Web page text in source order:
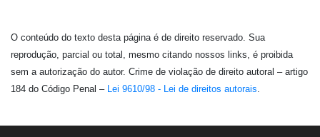
O conteúdo do texto desta página é de direito reservado. Sua
reprodução, parcial ou total, mesmo citando nossos links, é proibida
sem a autorização do autor. Crime de violação de direito autoral – artigo
184 do Código Penal – Lei 9610/98 - Lei de direitos autorais.